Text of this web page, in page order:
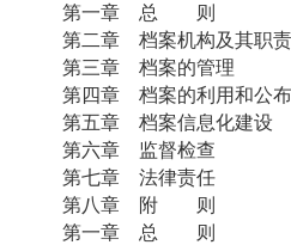
第一章 总 则
第二章 档案机构及其职责
第三章 档案的管理
第四章 档案的利用和公布
第五章 档案信息化建设
第六章 监督检查
第七章 法律责任
第八章 附 则
第一章 总 则